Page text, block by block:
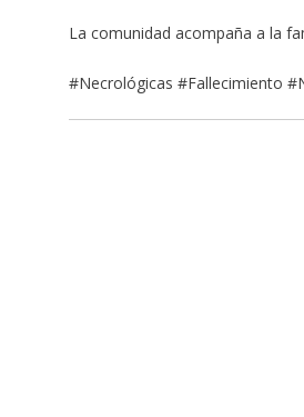
La comunidad acompaña a la
#Necrológicas #Fallecimiento